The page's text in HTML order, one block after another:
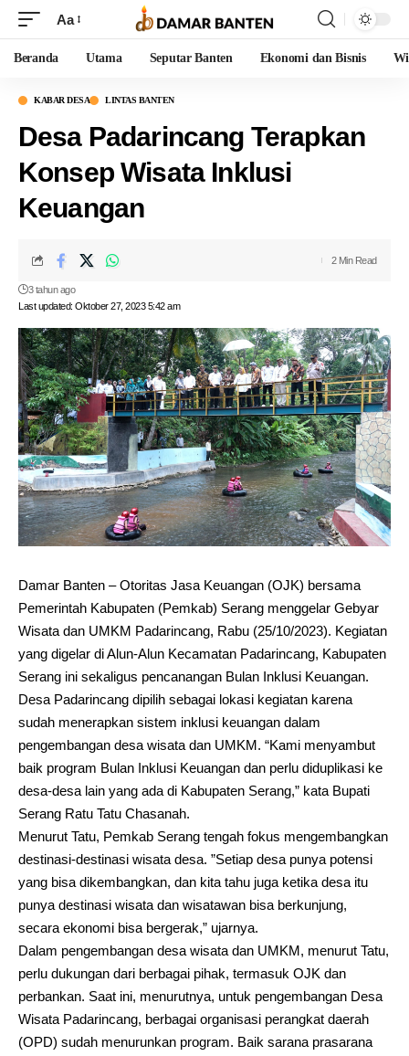
Aa
Beranda Utama Seputar Banten Ekonomi dan Bisnis
KABAR DESA LINTAS BANTEN
Desa Padarincang Terapkan
Konsep Wisata Inklusi
Keuangan
Last updated: Oktober 27, 2023 5:42 am
3 tahun ago
2 Min Read
Damar Banten – Otoritas Jasa Keuangan (OJK) bersama
Pemerintah Kabupaten (Pemkab) Serang menggelar Gebyar
Wisata dan UMKM Padarincang, Rabu (25/10/2023). Kegiatan
yang digelar di Alun-Alun Kecamatan Padarincang, Kabupaten
Serang ini sekaligus pencanangan Bulan Inklusi Keuangan.
Desa Padarincang dipilih sebagai lokasi kegiatan karena
sudah menerapkan sistem inklusi keuangan dalam
pengembangan desa wisata dan UMKM. “Kami menyambut
baik program Bulan Inklusi Keuangan dan perlu diduplikasi ke
desa-desa lain yang ada di Kabupaten Serang,” kata Bupati
Serang Ratu Tatu Chasanah.
Menurut Tatu, Pemkab Serang tengah fokus mengembangkan
destinasi-destinasi wisata desa. ”Setiap desa punya potensi
yang bisa dikembangkan, dan kita tahu juga ketika desa itu
punya destinasi wisata dan wisatawan bisa berkunjung,
secara ekonomi bisa bergerak,” ujarnya.
Dalam pengembangan desa wisata dan UMKM, menurut Tatu,
perlu dukungan dari berbagai pihak, termasuk OJK dan
perbankan. Saat ini, menurutnya, untuk pengembangan Desa
Wisata Padarincang, berbagai organisasi perangkat daerah
(OPD) sudah menurunkan program. Baik sarana prasarana